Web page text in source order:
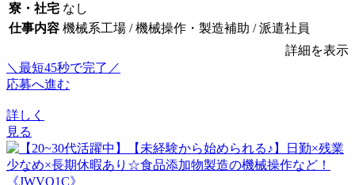
寮・社宅 なし
仕事内容 機械系工場 / 機械操作・製造補助 / 派遣社員
詳細を表示
＼最短45秒で完了／
応募へ進む
詳しく
見る